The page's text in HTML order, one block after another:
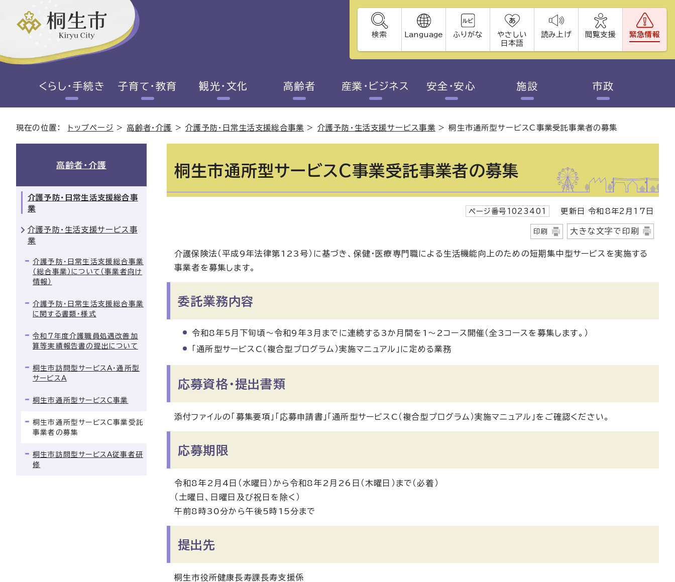
検索 Language ふりがな
やさしい
日本語
読み上げ 閲覧支援 緊急情報
くらし・手続き 子育て・教育 観光・文化 高齢者 産業・ビジネス 安全・安心 施設 市政
現在の位置： トップページ > 高齢者・介護 >介護予防・日常生活支援総合事業 > 介護予防・生活支援サービス事業 >桐生市通所型サービスC事業受託事業者の募集
桐生市通所型サービスC事業受託事業者の募集
ページ番号1023401 更新日 令和8年2月17日
印刷 大きな文字で印刷
介護保険法（平成9年法律第123号）に基づき、保健・医療専門職による生活機能向上のための短期集中型サービスを実施する
事業者を募集します。
委託業務内容
令和8年5月下旬頃〜令和9年3月までに連続する3か月間を1〜2コース開催（全3コースを募集します。）
「通所型サービスC（複合型プログラム）実施マニュアル」に定める業務
応募資格・提出書類
添付ファイルの「募集要項」「応募申請書」「通所型サービスC（複合型プログラム）実施マニュアル」をご確認ください。
応募期限
令和8年2月4日（水曜日）から令和8年2月26日（木曜日）まで（必着）
（土曜日、日曜日及び祝日を除く）
午前8時30分から午後5時15分まで
提出先
桐生市役所健康長寿課長寿支援係
高齢者・介護
介護予防・日常生活支援総合事
業
介護予防・生活支援サービス事
業
介護予防・日常生活支援総合事業
（総合事業）について（事業者向け
情報）
介護予防・日常生活支援総合事業
に関する書類・様式
令和7年度介護職員処遇改善加
算等実績報告書の提出について
桐生市訪問型サービスA・通所型
サービスA
桐生市通所型サービスC事業
桐生市通所型サービスC事業受託
事業者の募集
桐生市訪問型サービスA従事者研
修